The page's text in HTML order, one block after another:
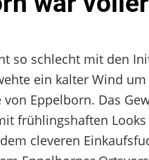
so schlecht mit den
ein kalter Wind um
Eppelborn. Das
frühlingshaften
cleveren